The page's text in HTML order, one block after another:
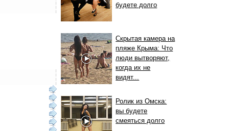
будете долго
Скрытая камера на
пляже Крыма: Что
люди вытворяют,
когда их не
видят...
Ролик из Омска:
вы будете
смеяться долго